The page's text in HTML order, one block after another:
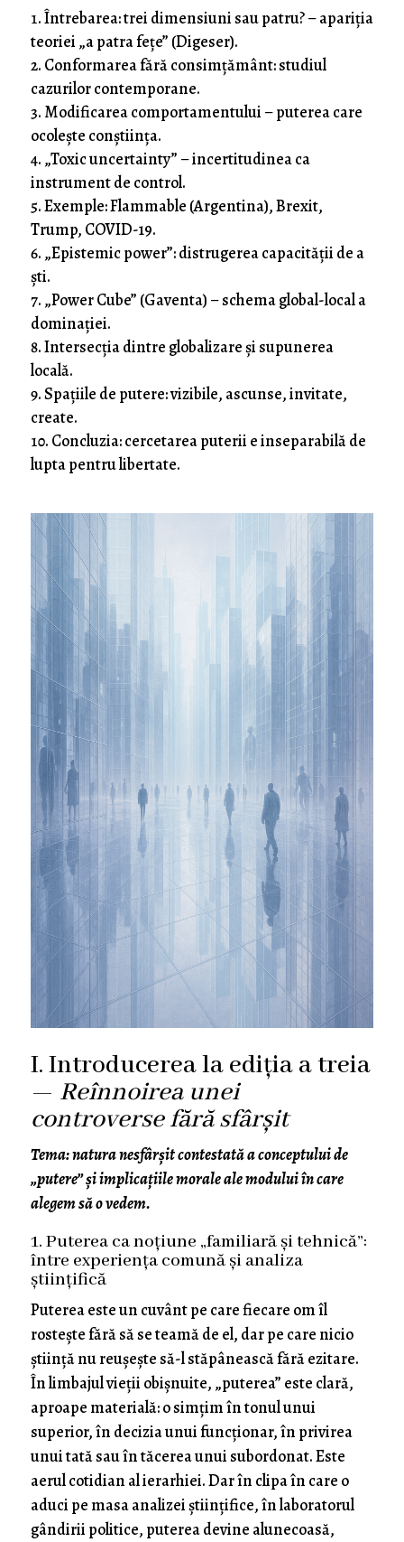
Întrebarea: trei dimensiuni sau patru? – apariția
teoriei „a patra fețe” (Digeser).
Conformarea fără consimțământ: studiul
cazurilor contemporane.
Modificarea comportamentului – puterea care
ocolește conștiința.
„Toxic uncertainty” – incertitudinea ca
instrument de control.
Exemple: Flammable (Argentina), Brexit,
Trump, COVID-19.
„Epistemic power”: distrugerea capacității de a
ști.
„Power Cube” (Gaventa) – schema global-local a
dominației.
Intersecția dintre globalizare și supunerea
locală.
Spațiile de putere: vizibile, ascunse, invitate,
create.
Concluzia: cercetarea puterii e inseparabilă de
lupta pentru libertate.
I. Introducerea la ediția a treia
— Reînnoirea unei
controverse fără sfârșit
Tema: natura nesfârșit contestată a conceptului de
„putere” și implicațiile morale ale modului în care
alegem să o vedem.
1. Puterea ca noțiune „familiară și tehnică”:
între experiența comună și analiza
științifică
Puterea este un cuvânt pe care fiecare om îl
rostește fără să se teamă de el, dar pe care nicio
știință nu reușește să-l stăpânească fără ezitare.
În limbajul vieții obișnuite, „puterea” este clară,
aproape materială: o simțim în tonul unui
superior, în decizia unui funcționar, în privirea
unui tată sau în tăcerea unui subordonat. Este
aerul cotidian al ierarhiei. Dar în clipa în care o
aduci pe masa analizei științifice, în laboratorul
gândirii politice, puterea devine alunecoasă,